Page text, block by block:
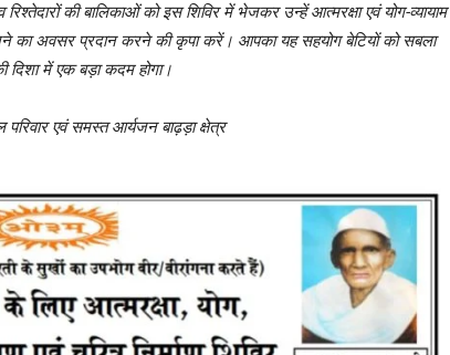
की बालिकाओं को इस शिविर में भेजकर उन्हें आत्मरक्षा एवं योग-व्यायाम
का अवसर प्रदान करने की कृपा करें। आपका यह सहयोग बेटियाें को सबला
दिशा में एक बड़ा कदम होगा।
एवं समस्त आर्यजन बाढ़ड़ा क्षेत्र